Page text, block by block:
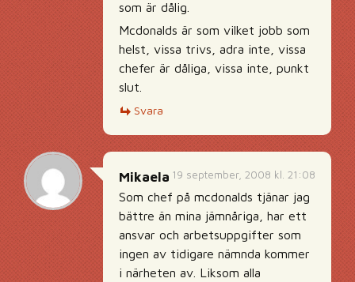
som är dålig.
Mcdonalds är som vilket jobb som
helst, vissa trivs, adra inte, vissa
chefer är dåliga, vissa inte, punkt
slut.
Svara
19 september, 2008 kl. 21:08
Mikaela
Som chef på mcdonalds tjänar jag
bättre än mina jämnåriga, har ett
ansvar och arbetsuppgifter som
ingen av tidigare nämnda kommer
i närheten av. Liksom alla